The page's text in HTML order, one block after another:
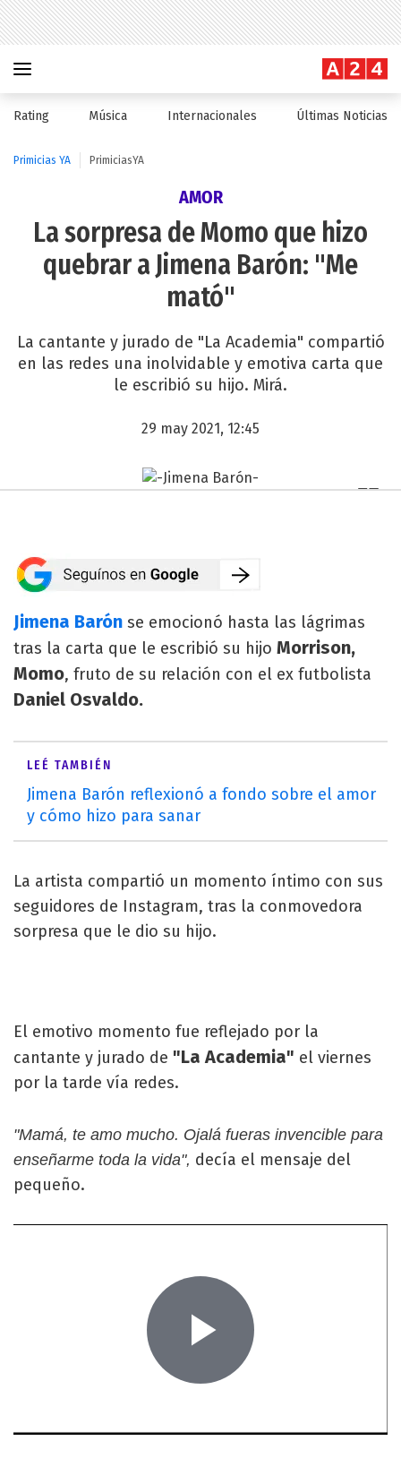
Rating Música Internacionales Últimas Noticias
Primicias YA PrimiciasYA
AMOR
La sorpresa de Momo que hizo
quebrar a Jimena Barón: "Me
mató"
La cantante y jurado de "La Academia" compartió
en las redes una inolvidable y emotiva carta que
le escribió su hijo. Mirá.
29 may 2021, 12:45
Jimena Barón se emocionó hasta las lágrimas
tras la carta que le escribió su hijo Morrison,
Momo, fruto de su relación con el ex futbolista
Daniel Osvaldo.
LEÉ TAMBIÉN
Jimena Barón reflexionó a fondo sobre el amor
y cómo hizo para sanar
La artista compartió un momento íntimo con sus
seguidores de Instagram, tras la conmovedora
sorpresa que le dio su hijo.
El emotivo momento fue reflejado por la
cantante y jurado de "La Academia" el viernes
por la tarde vía redes.
"Mamá, te amo mucho. Ojalá fueras invencible para
enseñarme toda la vida", decía el mensaje del
pequeño.